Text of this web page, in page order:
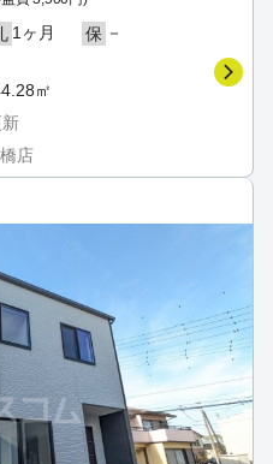
1ヶ月 保 －
㎡
店